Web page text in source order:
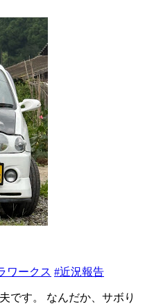
ワークス #近況報告
です。 なんだか、サボり